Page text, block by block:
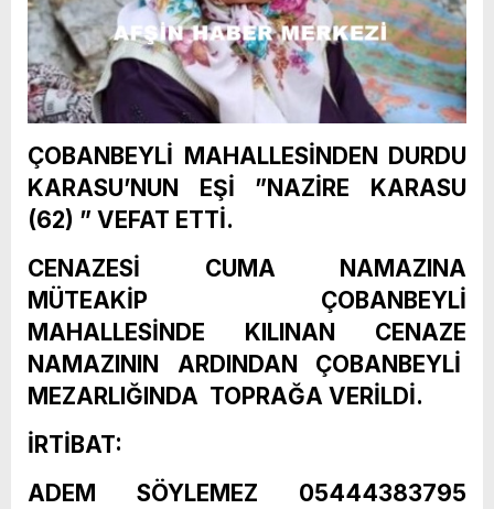
ÇOBANBEYLİ MAHALLESİNDEN DURDU
KARASU’NUN EŞİ ”NAZİRE KARASU
(62) ” VEFAT ETTİ.
CENAZESİ CUMA NAMAZINA
MÜTEAKİP ÇOBANBEYLİ
MAHALLESİNDE KILINAN CENAZE
NAMAZININ ARDINDAN ÇOBANBEYLİ
MEZARLIĞINDA TOPRAĞA VERİLDİ.
İRTİBAT:
ADEM SÖYLEMEZ 05444383795